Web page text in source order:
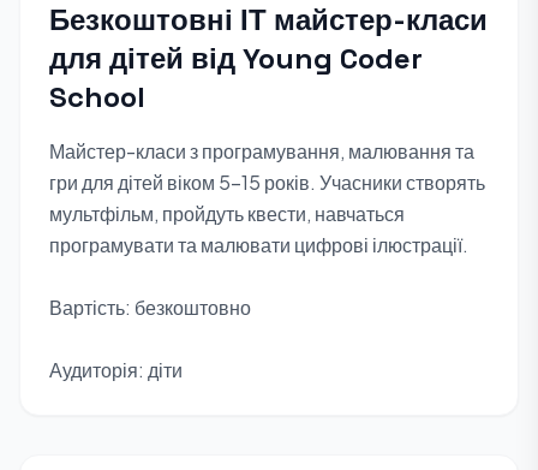
Безкоштовні ІТ майстер-класи
для дітей від Young Coder
School
Майстер-класи з програмування, малювання та
гри для дітей віком 5-15 років. Учасники створять
мультфільм, пройдуть квести, навчаться
програмувати та малювати цифрові ілюстрації.
Вартість: безкоштовно
Аудиторія: діти